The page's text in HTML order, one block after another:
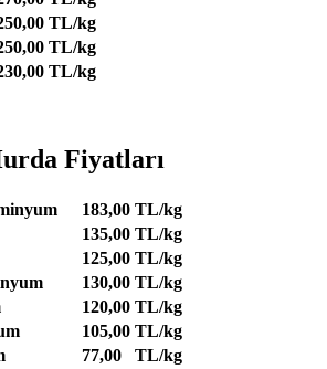
TL/kg
TL/kg
TL/kg
Fiyatları
183,00 TL/kg
135,00 TL/kg
125,00 TL/kg
130,00 TL/kg
120,00 TL/kg
105,00 TL/kg
77,00 TL/kg